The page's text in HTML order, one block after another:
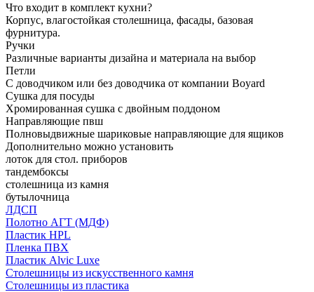
Что входит в комплект кухни?
Корпус, влагостойкая столешница, фасады, базовая
фурнитура.
Ручки
Различные варианты дизайна и материала на выбор
Петли
С доводчиком или без доводчика от компании Boyard
Сушка для посуды
Хромированная сушка с двойным поддоном
Направляющие пвш
Полновыдвижные шариковые направляющие для ящиков
Дополнительно можно установить
лоток для стол. приборов
тандембоксы
столешница из камня
бутылочница
ЛДСП
Полотно АГТ (МДФ)
Пластик HPL
Пленка ПВХ
Пластик Alvic Luxe
Столешницы из искусственного камня
Столешницы из пластика